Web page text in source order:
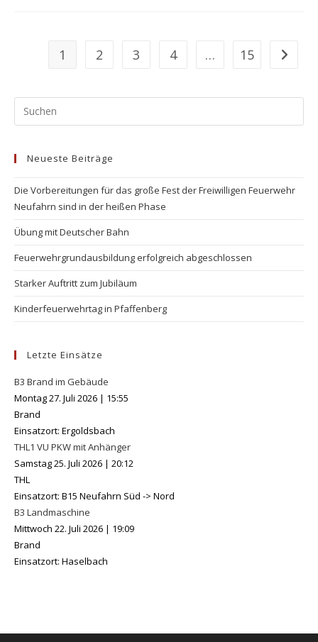
1 2 3 4 … 15 Zur
Neueste Beiträge
Die Vorbereitungen für das große Fest der Freiwilligen Feuerwehr
Neufahrn sind in der heißen Phase
Übung mit Deutscher Bahn
Feuerwehrgrundausbildung erfolgreich abgeschlossen
Starker Auftritt zum Jubiläum
Kinderfeuerwehrtag in Pfaffenberg
Letzte Einsätze
B3 Brand im Gebäude
Montag 27. Juli 2026 | 15:55
Brand
Einsatzort: Ergoldsbach
THL1 VU PKW mit Anhänger
Samstag 25. Juli 2026 | 20:12
THL
Einsatzort: B15 Neufahrn Süd -> Nord
B3 Landmaschine
Mittwoch 22. Juli 2026 | 19:09
Brand
Einsatzort: Haselbach